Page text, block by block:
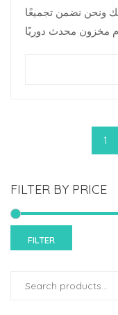
ونحن نضمن تجميعًا
1
FILTER BY PRICE
FILTER